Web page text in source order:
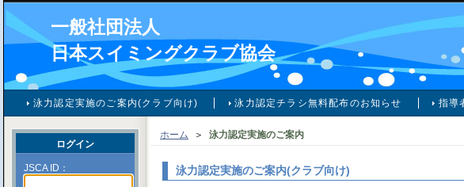
一般社団法人
日本スイミングクラブ協会
泳力認定実施のご案内(クラブ向け) 泳力認定チラシ無料配布のお知らせ 指導
ホーム ＞ 泳力認定実施のご案内
泳力認定実施のご案内(クラブ向け)
ログイン
JSCA ID：